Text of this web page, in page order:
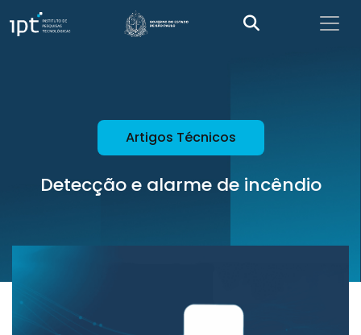
Artigos Técnicos
Detecção e alarme de incêndio